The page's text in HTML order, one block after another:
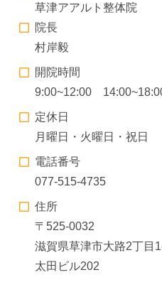
草津アアルト整体院
院長
村岸毅
開院時間
9:00~12:00
定休日
月曜日・火曜日・祝日
電話番号
077-515-4735
住所
〒525-0032
滋賀県草津市大路2丁目
太田ビル202